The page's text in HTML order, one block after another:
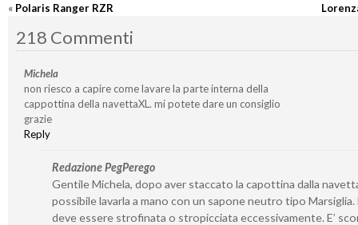
« Polaris Ranger RZR
218 Commenti
Michela
non riesco a capire come lavare la parte interna della
cappottina della navettaXL. mi potete dare un consiglio
grazie
Reply
Redazione PegPerego
Gentile Michela, dopo aver staccato la capottina dalla
possibile lavarla a mano con un sapone neutro tipo Marsiglia.
deve essere strofinata o stropicciata eccessivamente. E’